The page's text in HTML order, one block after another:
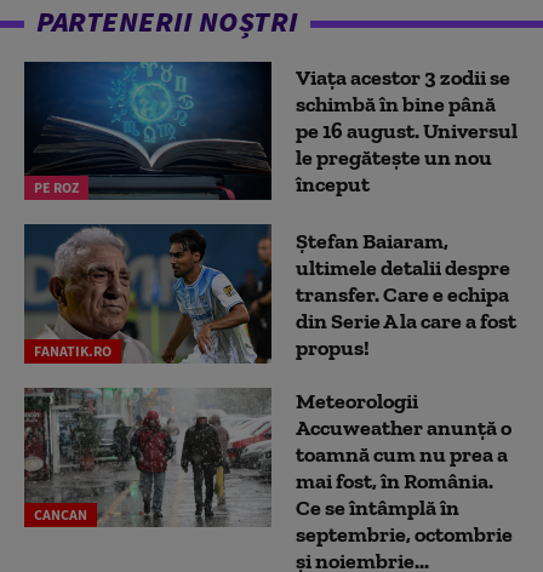
PARTENERII NOȘTRI
PE ROZ
Viața acestor 3 zodii se
schimbă în bine până
pe 16 august. Universul
le pregătește un nou
început
FANATIK.RO
Ștefan Baiaram,
ultimele detalii despre
transfer. Care e echipa
din Serie A la care a fost
propus!
CANCAN
Meteorologii
Accuweather anunță o
toamnă cum nu prea a
mai fost, în România.
Ce se întâmplă în
septembrie, octombrie
și noiembrie...